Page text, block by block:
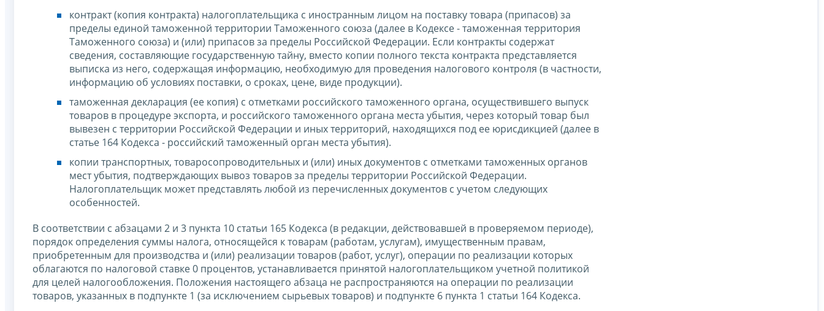
контракт (копия контракта) налогоплательщика с иностранным лицом на поставку товара (припасов) за
пределы единой таможенной территории Таможенного союза (далее в Кодексе - таможенная территория
Таможенного союза) и (или) припасов за пределы Российской Федерации. Если контракты содержат
сведения, составляющие государственную тайну, вместо копии полного текста контракта представляется
выписка из него, содержащая информацию, необходимую для проведения налогового контроля (в частности,
информацию об условиях поставки, о сроках, цене, виде продукции).
таможенная декларация (ее копия) с отметками российского таможенного органа, осуществившего выпуск
товаров в процедуре экспорта, и российского таможенного органа места убытия, через который товар был
вывезен с территории Российской Федерации и иных территорий, находящихся под ее юрисдикцией (далее в
статье 164 Кодекса - российский таможенный орган места убытия).
копии транспортных, товаросопроводительных и (или) иных документов с отметками таможенных органов
мест убытия, подтверждающих вывоз товаров за пределы территории Российской Федерации.
Налогоплательщик может представлять любой из перечисленных документов с учетом следующих
особенностей.
В соответствии с абзацами 2 и 3 пункта 10 статьи 165 Кодекса (в редакции, действовавшей в проверяемом периоде),
порядок определения суммы налога, относящейся к товарам (работам, услугам), имущественным правам,
приобретенным для производства и (или) реализации товаров (работ, услуг), операции по реализации которых
облагаются по налоговой ставке 0 процентов, устанавливается принятой налогоплательщиком учетной политикой
для целей налогообложения. Положения настоящего абзаца не распространяются на операции по реализации
товаров, указанных в подпункте 1 (за исключением сырьевых товаров) и подпункте 6 пункта 1 статьи 164 Кодекса.